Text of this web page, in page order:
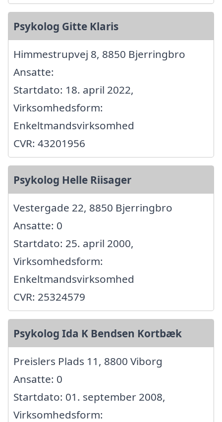
Psykolog Gitte Klaris
Himmestrupvej 8, 8850 Bjerringbro
Ansatte:
Startdato: 18. april 2022,
Virksomhedsform:
Enkeltmandsvirksomhed
CVR: 43201956
Psykolog Helle Riisager
Vestergade 22, 8850 Bjerringbro
Ansatte: 0
Startdato: 25. april 2000,
Virksomhedsform:
Enkeltmandsvirksomhed
CVR: 25324579
Psykolog Ida K Bendsen Kortbæk
Preislers Plads 11, 8800 Viborg
Ansatte: 0
Startdato: 01. september 2008,
Virksomhedsform: